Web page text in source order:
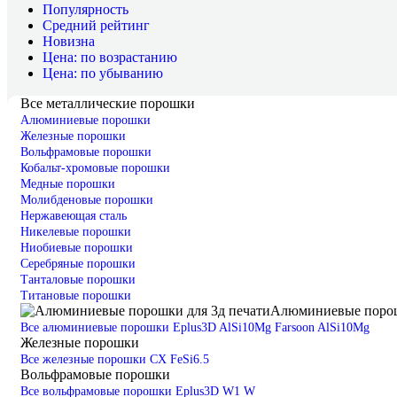
Популярность
Средний рейтинг
Новизна
Цена: по возрастанию
Цена: по убыванию
Все металлические порошки
Алюминиевые порошки
Железные порошки
Вольфрамовые порошки
Кобальт-хромовые порошки
Медные порошки
Молибденовые порошки
Нержавеющая сталь
Никелевые порошки
Ниобиевые порошки
Серебряные порошки
Танталовые порошки
Титановые порошки
Алюминиевые
Все алюминиевые порошки Eplus3D AlSi10Mg Farsoon AlSi10Mg
Железные порошки
Все железные порошки CX FeSi6.5
Вольфрамовые порошки
Все вольфрамовые порошки Eplus3D W1 W